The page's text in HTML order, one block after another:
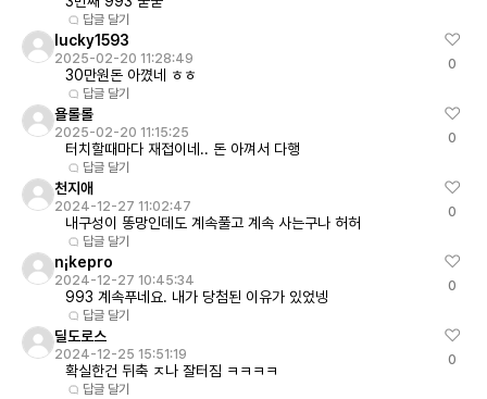
답글 달기
lucky1593
2025-02-20 11:28:49
30만원돈 아꼈네 ㅎㅎ
답글 달기
0
욜롤롤
2025-02-20 11:15:25
터치할때마다 재접이네.. 돈 아껴서 다행
답글 달기
0
천지애
2024-12-27 11:02:47
내구성이 똥망인데도 계속풀고 계속 사는구나 허허
답글 달기
0
n¡kepro
2024-12-27 10:45:34
993 계속푸네요. 내가 당첨된 이유가 있었넹
답글 달기
0
딜도로스
2024-12-25 15:51:19
확실한건 뒤축 ㅈ나 잘터짐 ㅋㅋㅋㅋ
답글 달기
0